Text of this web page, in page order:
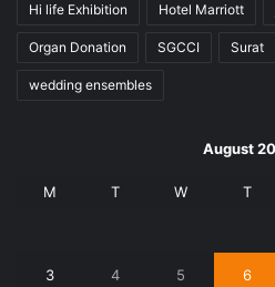
Hi life Exhibition Hotel Marriott
Organ Donation SGCCI Surat
wedding ensembles
August
M T W T
3 4 5 6